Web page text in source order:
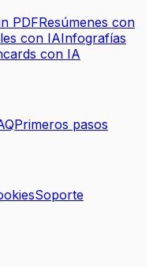
PDFResúmenes con
con IAInfografías
con IA
Primeros pasos
Soporte